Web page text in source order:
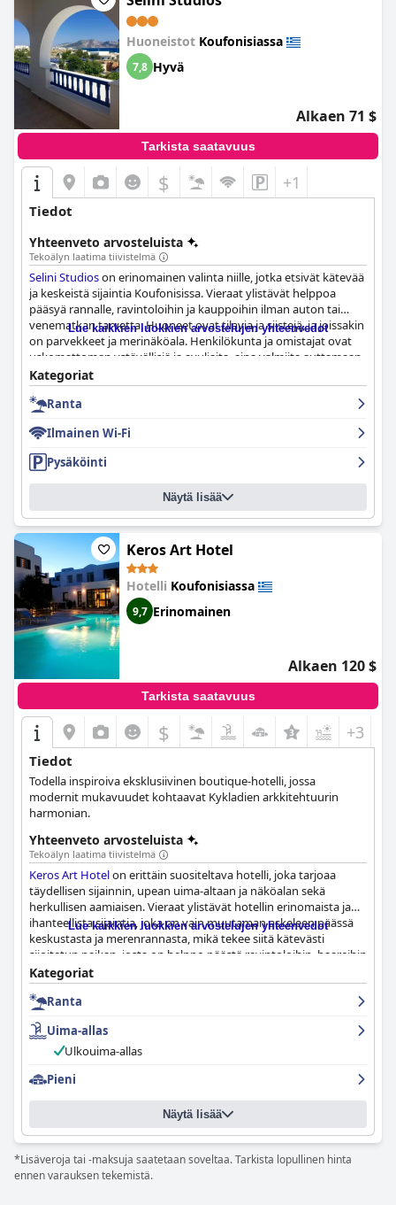
Huoneistot Koufonisiassa
7,8 Hyvä
Alkaen 71 $
Tarkista saatavuus
$ +1
Tiedot
Yhteenveto arvosteluista
Tekoälyn laatima tiivistelmä
Selini Studioson erinomainen valinta niille, jotka etsivät kätevää
ja keskeistä sijaintia Koufonisissa. Vieraat ylistävät helppoa
pääsyä rannalle, ravintoloihin ja kauppoihin ilman auton tai
venematkan tarvetta. Huoneet ovat tilavia ja siistejä, ja joissakin
on parvekkeet ja merinäköala. Henkilökunta ja omistajat ovat
uskomattoman ystävällisiä ja avuliaita, aina valmiita auttamaan
suosituksissa tai jopa kuljettamaan vieraita satamaan. Hotellin
siisteys on myös kohokohta, ja monet vieraat kuvaavat
huoneensa tahratomiksi ja erittäin puhtaiksi. Vaikka joitain
on luotettava. Hotelli sijaitsee ihanteellisella paikalla kylän
keskustassa, lähellä ravintoloita, baareja ja lyhyen kävelymatkan
päässä satamasta ja Ammos-rannalta. Kaiken kaikkiaan
Studioson erinomainen valinta niille, jotka etsivät läheisyyttä
pääuimarannalle ja muihin palveluihin lomansa aikana.
Lue kaikkien luokkien arvostelujen yhteenvedot
Kategoriat
Ranta
Ilmainen Wi-Fi
Pysäköinti
Näytä lisää
Keros Art Hotel
Hotelli Koufonisiassa
9,7 Erinomainen
Alkaen 120 $
Tarkista saatavuus
$ +3
Tiedot
Todella inspiroiva eksklusiivinen boutique-hotelli, jossa
modernit mukavuudet kohtaavat Kykladien arkkitehtuurin
harmonian.
Yhteenveto arvosteluista
Tekoälyn laatima tiivistelmä
Keros Art Hotelon erittäin suositeltava hotelli, joka tarjoaa
täydellisen sijainnin, upean uima-altaan ja näköalan sekä
herkullisen aamiaisen. Vieraat ylistävät hotellin erinomaista ja
ihanteellista sijaintia, joka on vain muutaman askeleen päässä
keskustasta ja merenrannasta, mikä tekee siitä kätevästi
sijoitetun paikan, josta on helppo päästä ravintoloihin, baareihin
ja kauniille rannoille. Hotellin erottuva piirre on sen aamiainen,
jota kehutaan jatkuvasti erinomaiseksi, herkulliseksi, ihanaksi ja
runsaskätiseksi kotitekoisilla erikoisuuksilla ja piirakoilla.
Hotellissa on upean moderneja huoneita tyylikkäällä
sisustuksella, jotka tarjoavat äärimmäistä mukavuutta
oleskelusi aikana. Hotelli vie todella puhtauden ja COVID-19:n
on ystävällistä ja avuliasta varmistaen maksimaalisen
tyytyväisyytesi. Hotellin ulkouima-allas on erottuva piirre, jota
kuvataan ihanaksi, kauniiksi ja upeaksi. Kaiken kaikkiaan
Art Hoteltarjoaa vieraille upean ja erittäin siistin ja hyvin
hoidetun oleskelun ystävällisen ja avuliaan henkilökunnan
kanssa, joka tekee kaikkensa saadakseen vieraat tuntemaan
olonsa tervetulleiksi.
Lue kaikkien luokkien arvostelujen yhteenvedot
Kategoriat
Ranta
Uima-allas
Ulkouima-allas
Pieni
Näytä lisää
*Lisäveroja tai -maksuja saatetaan soveltaa. Tarkista lopullinen hinta
ennen varauksen tekemistä.